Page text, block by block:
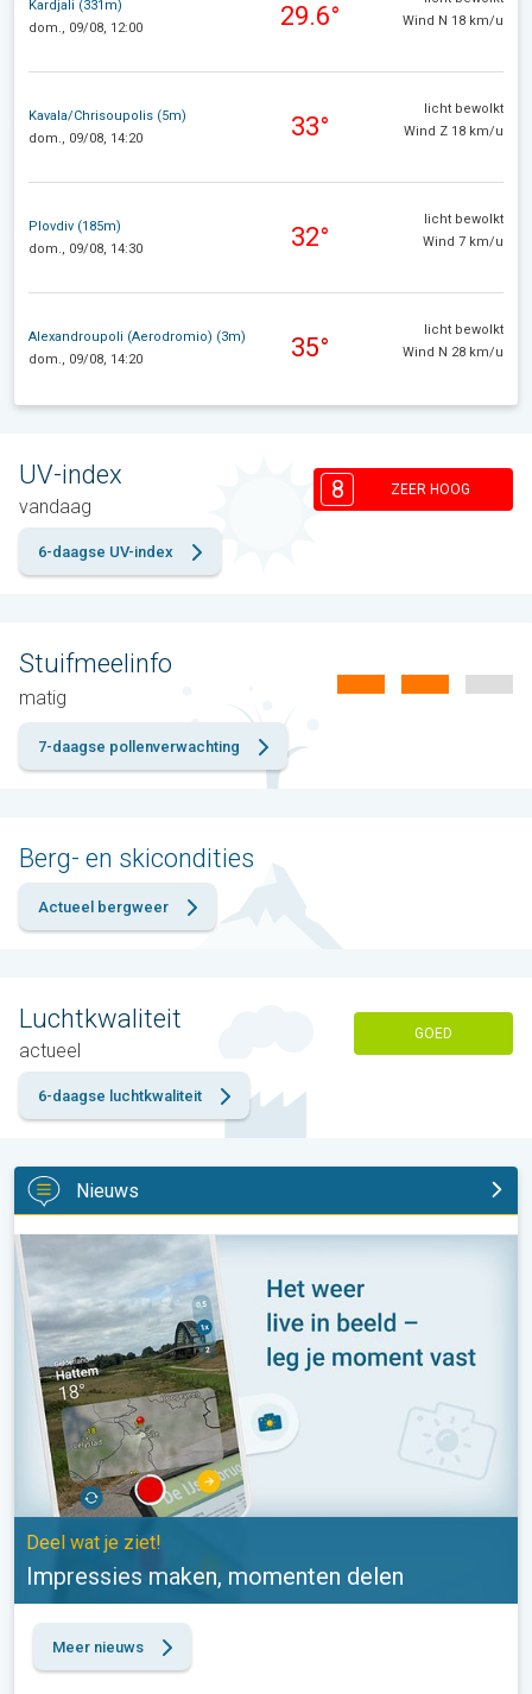
Kardjali (331m)
dom., 09/08, 12:00
29.6°
Wind N 18 km/u
Kavala/Chrisoupolis (5m)
dom., 09/08, 14:20
33°
licht bewolkt
Wind Z 18 km/u
Plovdiv (185m)
dom., 09/08, 14:30
32°
licht bewolkt
Wind 7 km/u
Alexandroupoli (Aerodromio) (3m)
dom., 09/08, 14:20
35°
licht bewolkt
Wind N 28 km/u
UV-index
vandaag
8 ZEER HOOG
6-daagse UV-index
Stuifmeelinfo
matig
7-daagse pollenverwachting
Berg- en skicondities
Actueel bergweer
Luchtkwaliteit
actueel
GOED
6-daagse luchtkwaliteit
Nieuws
Impressies maken, momenten delen. Deel wat je ziet!. . .
Deel wat je ziet!
Impressies maken, momenten delen
Meer nieuws